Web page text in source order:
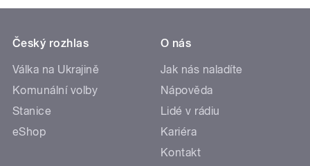
Český rozhlas
Válka na Ukrajině
Komunální volby
Stanice
eShop
O nás
Jak nás naladíte
Nápověda
Lidé v rádiu
Kariéra
Kontakt